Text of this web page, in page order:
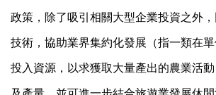
政策，除了吸引相關大型企業投資之外
技術，協助業界集約化發展（指一類在
投入資源，以求獲取大量產出的農業活